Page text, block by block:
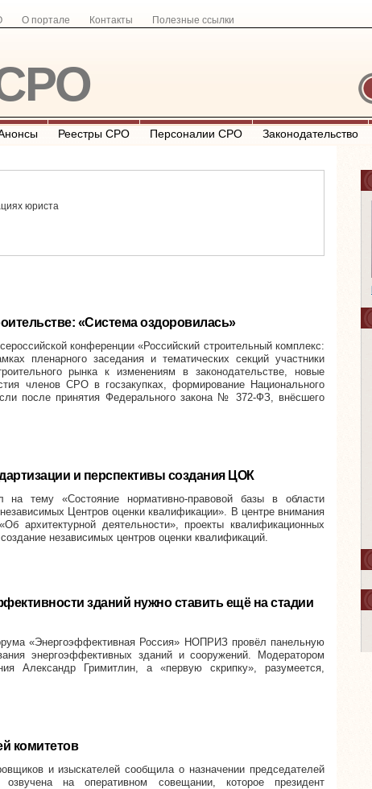
О портале Контакты Полезные ссылки
Реестры СРО Персоналии СРО Законодательство
юриста
«Система оздоровилась»
конференции «Российский строительный комплекс:
пленарного заседания и тематических секций участники
рынка к изменениям в законодательстве, новые
членов СРО в госзакупках, формирование Национального
после принятия Федерального закона № 372-ФЗ, внёсшего
и перспективы создания ЦОК
тему «Состояние нормативно-правовой базы в области
Центров оценки квалификации». В центре внимания
архитектурной деятельности», проекты квалификационных
независимых центров оценки квалификаций.
зданий нужно ставить ещё на стадии
«Энергоэффективная Россия» НОПРИЗ провёл панельную
энергоэффективных зданий и сооружений. Модератором
Александр Гримитлин, а «первую скрипку», разумеется,
комитетов
и изыскателей сообщила о назначении председателей
на оперативном совещании, которое президент